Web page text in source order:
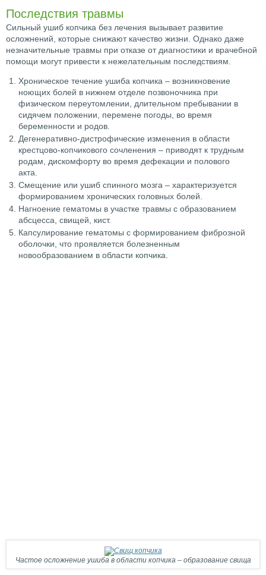
Последствия травмы
Сильный ушиб копчика без лечения вызывает развитие
осложнений, которые снижают качество жизни. Однако даже
незначительные травмы при отказе от диагностики и врачебной
помощи могут привести к нежелательным последствиям.
Хроническое течение ушиба копчика – возникновение
ноющих болей в нижнем отделе позвоночника при
физическом переутомлении, длительном пребывании в
сидячем положении, перемене погоды, во время
беременности и родов.
Дегенеративно-дистрофические изменения в области
крестцово-копчикового сочленения – приводят к трудным
родам, дискомфорту во время дефекации и полового
акта.
Смещение или ушиб спинного мозга – характеризуется
формированием хронических головных болей.
Нагноение гематомы в участке травмы с образованием
абсцесса, свищей, кист.
Капсулирование гематомы с формированием фиброзной
оболочки, что проявляется болезненным
новообразованием в области копчика.
Частое осложнение ушиба в области копчика – образование свища